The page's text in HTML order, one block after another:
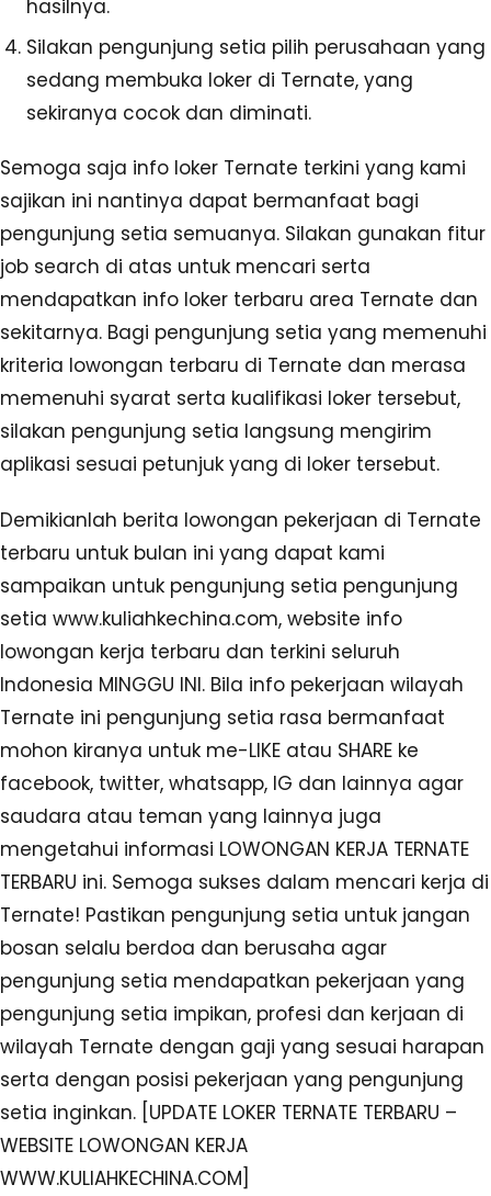
hasilnya.
Silakan pengunjung setia pilih perusahaan yang
sedang membuka loker di Ternate, yang
sekiranya cocok dan diminati.
Semoga saja info loker Ternate terkini yang kami
sajikan ini nantinya dapat bermanfaat bagi
pengunjung setia semuanya. Silakan gunakan fitur
job search di atas untuk mencari serta
mendapatkan info loker terbaru area Ternate dan
sekitarnya. Bagi pengunjung setia yang memenuhi
kriteria lowongan terbaru di Ternate dan merasa
memenuhi syarat serta kualifikasi loker tersebut,
silakan pengunjung setia langsung mengirim
aplikasi sesuai petunjuk yang di loker tersebut.
Demikianlah berita lowongan pekerjaan di Ternate
terbaru untuk bulan ini yang dapat kami
sampaikan untuk pengunjung setia pengunjung
setia www.kuliahkechina.com, website info
lowongan kerja terbaru dan terkini seluruh
Indonesia MINGGU INI. Bila info pekerjaan wilayah
Ternate ini pengunjung setia rasa bermanfaat
mohon kiranya untuk me-LIKE atau SHARE ke
facebook, twitter, whatsapp, IG dan lainnya agar
saudara atau teman yang lainnya juga
mengetahui informasi LOWONGAN KERJA TERNATE
TERBARU ini. Semoga sukses dalam mencari kerja di
Ternate! Pastikan pengunjung setia untuk jangan
bosan selalu berdoa dan berusaha agar
pengunjung setia mendapatkan pekerjaan yang
pengunjung setia impikan, profesi dan kerjaan di
wilayah Ternate dengan gaji yang sesuai harapan
serta dengan posisi pekerjaan yang pengunjung
setia inginkan. [UPDATE LOKER TERNATE TERBARU –
WEBSITE LOWONGAN KERJA
WWW.KULIAHKECHINA.COM]